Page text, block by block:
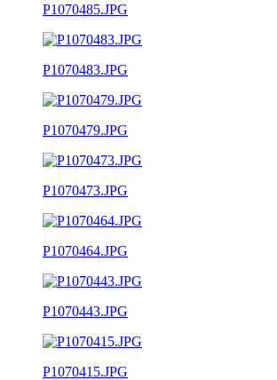
P1070485.JPG
P1070483.JPG
P1070479.JPG
P1070473.JPG
P1070464.JPG
P1070443.JPG
P1070415.JPG